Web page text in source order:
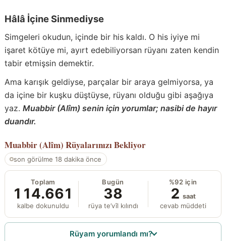
Hâlâ İçine Sinmediyse
Simgeleri okudun, içinde bir his kaldı. O his iyiye mi
işaret kötüye mi, ayırt edebiliyorsan rüyanı zaten kendin
tabir etmişsin demektir.
Ama karışık geldiyse, parçalar bir araya gelmiyorsa, ya
da içine bir kuşku düştüyse, rüyanı olduğu gibi aşağıya
yaz. Muabbir (Alîm) senin için yorumlar; nasibi de hayır
duandır.
Muabbir (Alîm) Rüyalarınızı Bekliyor
son görülme 18 dakika önce
Toplam
114.661
kalbe dokunuldu
Bugün
38
rüya te’vîl kılındı
%92 için
2 saat
cevab müddeti
Rüyam yorumlandı mı?